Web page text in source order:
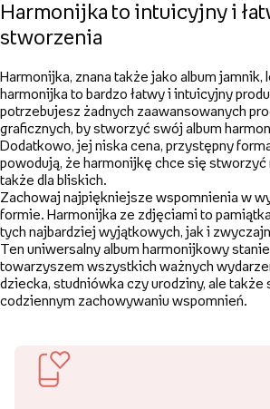
Harmonijka to intuicyjny i
stworzenia
Harmonijka, znana także jako album jamnik,
harmonijka to bardzo łatwy i intuicyjny
potrzebujesz żadnych zaawansowanych
graficznych, by stworzyć swój album
Dodatkowo, jej niska cena, przystępny
powodują, że harmonijkę chce się stworzyć
także dla bliskich.
Zachowaj najpiękniejsze wspomnienia w
formie. Harmonijka ze zdjęciami to
tych najbardziej wyjątkowych, jak i
Ten uniwersalny album harmonijkowy
towarzyszem wszystkich ważnych
dziecka, studniówka czy urodziny, ale także
codziennym zachowywaniu wspomnień.